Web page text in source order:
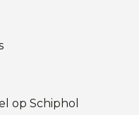
op Schiphol